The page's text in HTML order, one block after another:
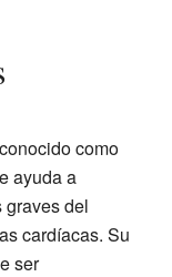
como
ayuda a
graves del
cardíacas. Su
ser